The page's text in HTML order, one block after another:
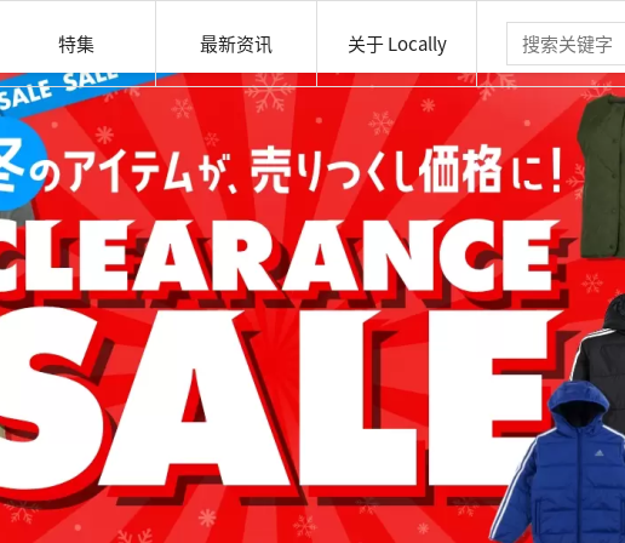
特集 最新资讯 关于 Locally